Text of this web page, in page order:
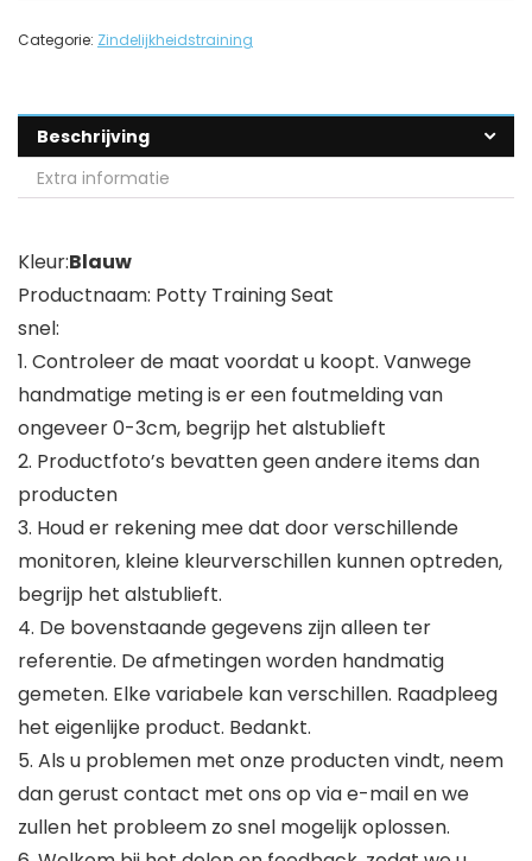
Categorie: Zindelijkheidstraining
Beschrijving
Extra informatie
Kleur:Blauw
Productnaam: Potty Training Seat
snel:
1. Controleer de maat voordat u koopt. Vanwege
handmatige meting is er een foutmelding van
ongeveer 0-3cm, begrijp het alstublieft
2. Productfoto’s bevatten geen andere items dan
producten
3. Houd er rekening mee dat door verschillende
monitoren, kleine kleurverschillen kunnen optreden,
begrijp het alstublieft.
4. De bovenstaande gegevens zijn alleen ter
referentie. De afmetingen worden handmatig
gemeten. Elke variabele kan verschillen. Raadpleeg
het eigenlijke product. Bedankt.
5. Als u problemen met onze producten vindt, neem
dan gerust contact met ons op via e-mail en we
zullen het probleem zo snel mogelijk oplossen.